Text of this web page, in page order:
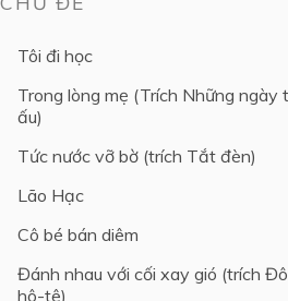
Lớp 10
Lớp 6
Tôi đi học
Trong lòng mẹ (Trích Những ngày
ấu)
Tức nước vỡ bờ (trích Tắt đèn)
Lão Hạc
Cô bé bán diêm
Đánh nhau với cối xay gió (trích
hô-tê)